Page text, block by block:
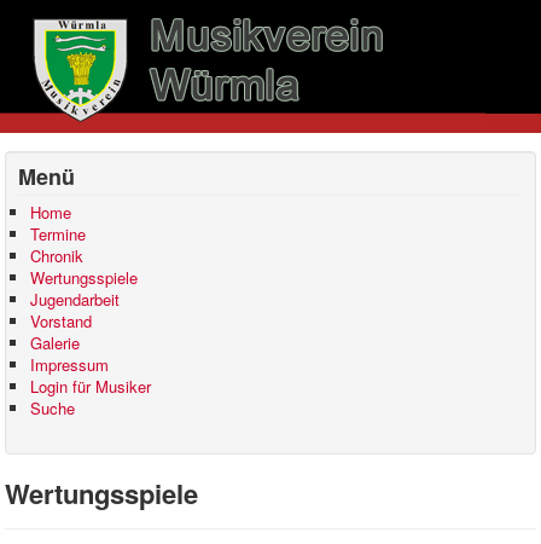
Menü
Home
Termine
Chronik
Wertungsspiele
Jugendarbeit
Vorstand
Galerie
Impressum
Login für Musiker
Suche
Wertungsspiele